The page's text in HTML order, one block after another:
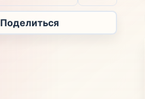
Поделиться